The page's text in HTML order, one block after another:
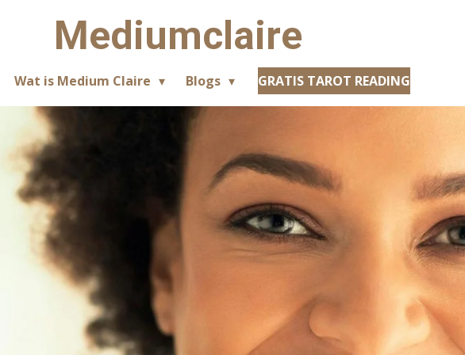
Mediumclaire
Wat is Medium Claire Blogs GRATIS TAROT READING